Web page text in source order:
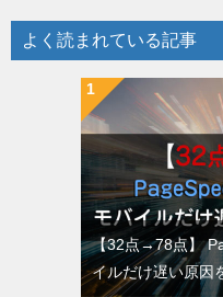
よく読まれている記事
【32点→78点】
イルだけ遅い原因